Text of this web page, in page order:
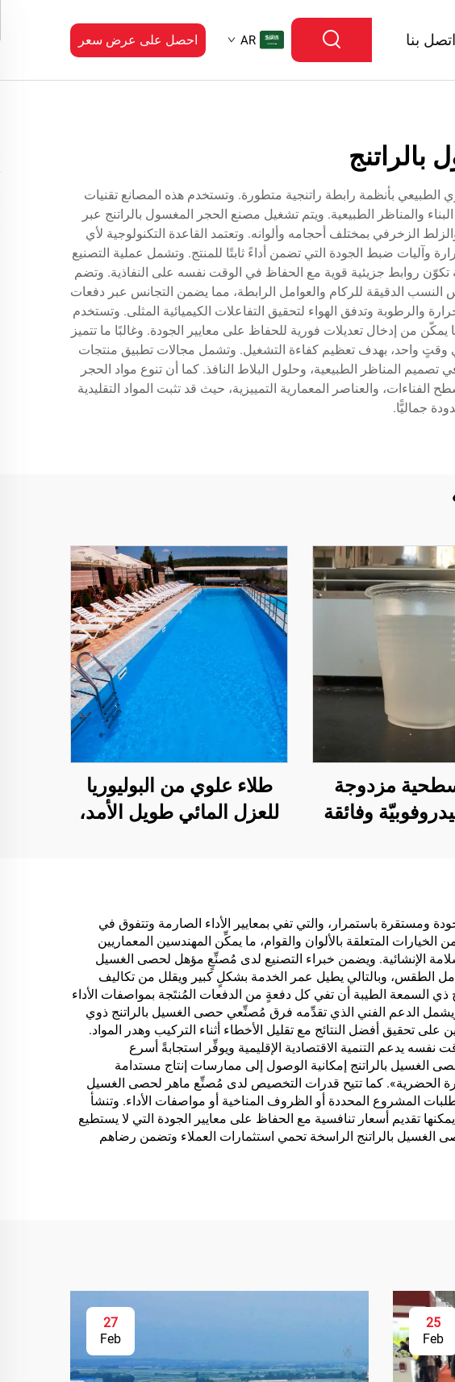
اتصل بنا AR احصل على عرض سعر
بأنظمة رابطة راتنجية متطورة. وتستخدم هذه المصانع تقنيات
والمناظر الطبيعية. ويتم تشغيل مصنع الحجر المغسول بالراتنج عبر
الزخرفي بمختلف أحجامه وألوانه. وتعتمد القاعدة التكنولوجية لأي
ضبط الجودة التي تضمن أداءً ثابتًا للمنتج. وتشمل عملية التصنيع
تكوّن روابط جزيئية قوية مع الحفاظ في الوقت نفسه على النفاذية. وتضم
النسب الدقيقة للركام والعوامل الرابطة، مما يضمن التجانس عبر دفعات
والرطوبة وتدفق الهواء لتحقيق التفاعلات الكيميائية المثلى. وتستخدم
من إدخال تعديلات فورية للحفاظ على معايير الجودة. وغالبًا ما تتميز
وقتٍ واحد، بهدف تعظيم كفاءة التشغيل. وتشمل مجالات تطبيق منتجات
المناظر الطبيعية، وحلول البلاط النافذ. كما أن تنوع مواد الحجر
والعناصر المعمارية التمييزية، حيث قد تثبت المواد التقليدية
جماليًّا.
مزدوجة
وفائقة
أخرى تتطلب
للماء
والزيوت
طلاء علوي من البوليوريا
للعزل المائي طويل الأمد،
ومستقرة باستمرار، والتي تفي بمعايير الأداء الصارمة وتتفوق في
المتعلقة بالألوان والقوام، ما يمكِّن المهندسين المعماريين
الإنشائية. ويضمن خبراء التصنيع لدى مُصنِّعٍ مؤهل لحصى الغسيل
الطقس، وبالتالي يطيل عمر الخدمة بشكلٍ كبير ويقلل من تكاليف
السمعة الطيبة أن تفي كل دفعةٍ من الدفعات المُنتَجة بمواصفات الأداء
ويشمل الدعم الفني الذي تقدِّمه فرق مُصنِّعي حصى الغسيل بالراتنج ذوي
تحقيق أفضل النتائج مع تقليل الأخطاء أثناء التركيب وهدر المواد.
يدعم التنمية الاقتصادية الإقليمية ويوفِّر استجابةً أسرع
الغسيل بالراتنج إمكانية الوصول إلى ممارسات إنتاج مستدامة
الحضرية». كما تتيح قدرات التخصيص لدى مُصنِّع ماهر لحصى الغسيل
المشروع المحددة أو الظروف المناخية أو مواصفات الأداء. وتنشأ
تقديم أسعار تنافسية مع الحفاظ على معايير الجودة التي لا يستطيع
بالراتنج الراسخة تحمي استثمارات العملاء وتضمن رضاهم
25
Feb
27
Feb